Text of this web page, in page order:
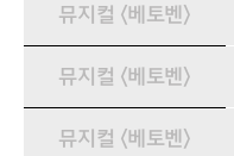
뮤지컬 〈베토벤〉
뮤지컬 〈베토벤〉
뮤지컬 〈베토벤〉